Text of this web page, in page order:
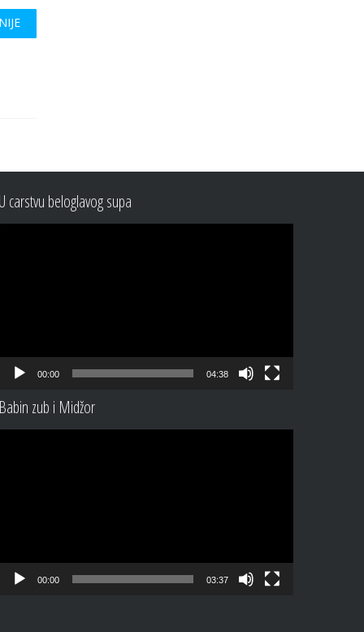
U carstvu beloglavog supa
00:00 04:38
Babin zub i Midžor
00:00 03:37